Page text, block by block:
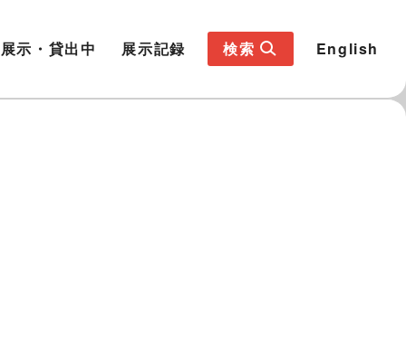
展示・貸出中 展示記録 検索 English